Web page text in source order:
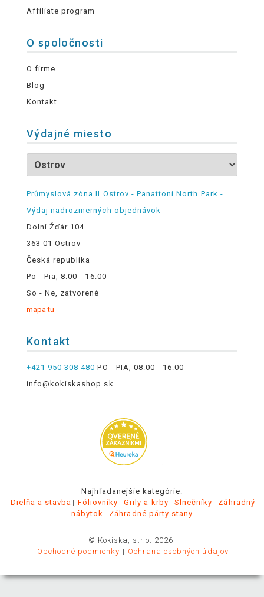
Affiliate program
O spoločnosti
O firme
Blog
Kontakt
Výdajné miesto
Průmyslová zóna II Ostrov - Panattoni North Park -
Výdaj nadrozmerných objednávok
Dolní Žďár 104
363 01 Ostrov
Česká republika
Po - Pia, 8:00 - 16:00
So - Ne, zatvorené
mapa tu
Kontakt
+421 950 308 480 PO - PIA, 08:00 - 16:00
info@kokiskashop.sk
.
Najhľadanejšie kategórie:
Dielňa a stavba
Fóliovníky Grily a krby Slnečníky
Záhradný
nábytok
Záhradné párty stany
© Kokiska, s.r.o. 2026.
Obchodné podmienky
Ochrana osobných údajov